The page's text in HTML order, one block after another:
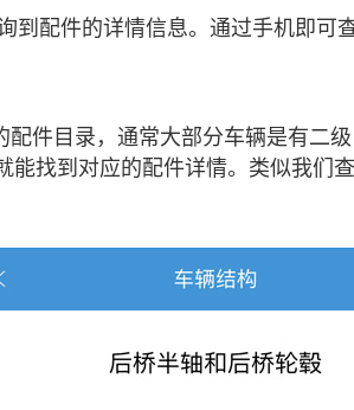
配件的详情信息。通过手机即可
件目录，通常大部分车辆是有二
找到对应的配件详情。类似我们